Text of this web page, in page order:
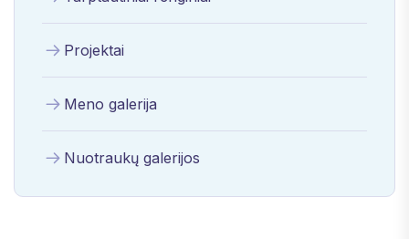
Projektai
Meno galerija
Nuotraukų galerijos